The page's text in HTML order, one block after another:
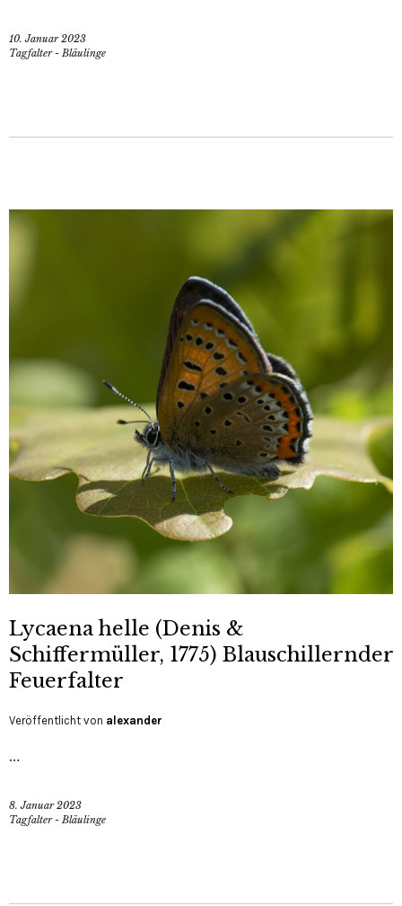
10. Januar 2023
Tagfalter - Bläulinge
Lycaena helle (Denis &
Schiffermüller, 1775) Blauschillernder
Feuerfalter
Veröffentlicht von alexander
…
8. Januar 2023
Tagfalter - Bläulinge